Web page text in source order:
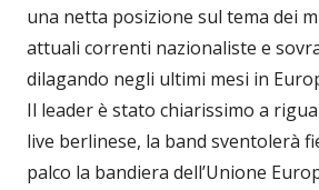
una netta posizione sul tema dei
attuali correnti nazionaliste e
dilagando negli ultimi mesi in
Il leader è stato chiarissimo a
live berlinese, la band sventolerà
palco la bandiera dell’Unione